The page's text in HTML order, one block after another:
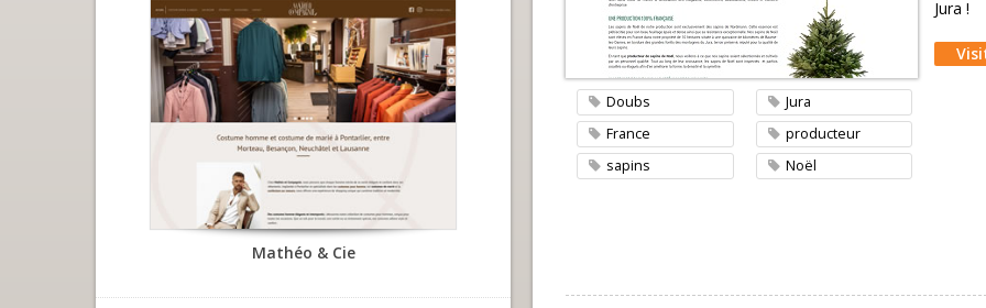
Costume homme et costume de marié à...
Mathéo & Cie
Doubs
Jura
France
producteur
sapins
Noël
Jura !